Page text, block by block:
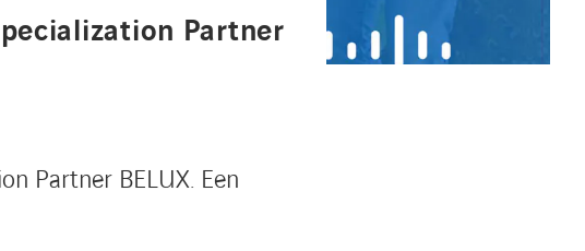
Partner
Partner BELUX. Een